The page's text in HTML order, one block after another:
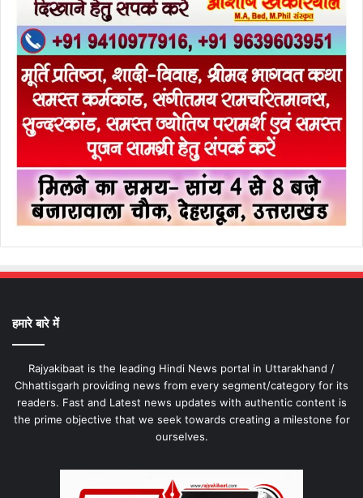
हमारे बारे में
Rajyakibaat is the leading Hindi News portal in Uttarakhand /
Chhattisgarh providing news from every segment/category for its
readers. Fast and Latest news updates with authentic content is
the prime objective that we seek towards creating a milestone for
ourselves.